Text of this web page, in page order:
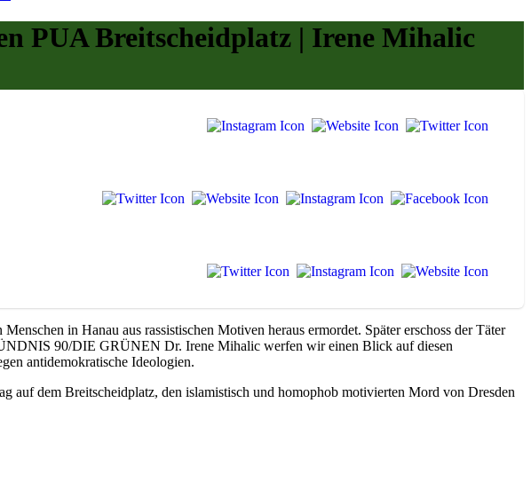
PUA Breitscheidplatz | Irene Mihalic
in Hanau aus rassistischen Motiven heraus ermordet. Später erschoss der Täter
90/DIE GRÜNEN Dr. Irene Mihalic werfen wir einen Blick auf diesen
antidemokratische Ideologien.
auf dem Breitscheidplatz, den islamistisch und homophob motivierten Mord von Dresden